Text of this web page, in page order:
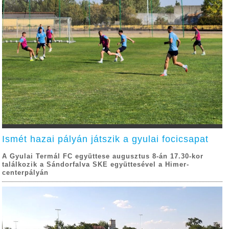
Ismét hazai pályán játszik a gyulai focicsapat
A Gyulai Termál FC együttese augusztus 8-án 17.30-kor
találkozik a Sándorfalva SKE együttesével a Himer-
centerpályán